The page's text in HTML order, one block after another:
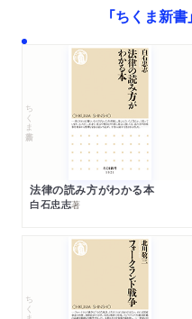
「ちくま新
ちくま新書
法律の読み方がわかる本
白石忠志著
ちくま新書